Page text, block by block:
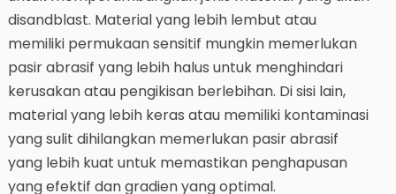
disandblast. Material yang lebih lembut atau
memiliki permukaan sensitif mungkin memerlukan
pasir abrasif yang lebih halus untuk menghindari
kerusakan atau pengikisan berlebihan. Di sisi lain,
material yang lebih keras atau memiliki kontaminasi
yang sulit dihilangkan memerlukan pasir abrasif
yang lebih kuat untuk memastikan penghapusan
yang efektif dan gradien yang optimal.